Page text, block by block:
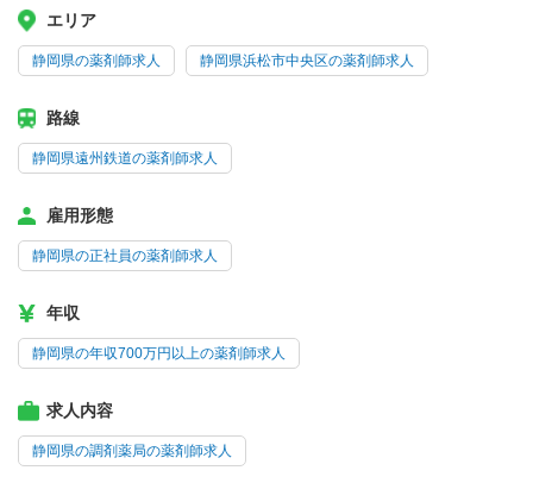
エリア
静岡県の薬剤師求人 静岡県浜松市中央区の薬剤師求人
路線
静岡県遠州鉄道の薬剤師求人
雇用形態
静岡県の正社員の薬剤師求人
年収
静岡県の年収700万円以上の薬剤師求人
求人内容
静岡県の調剤薬局の薬剤師求人